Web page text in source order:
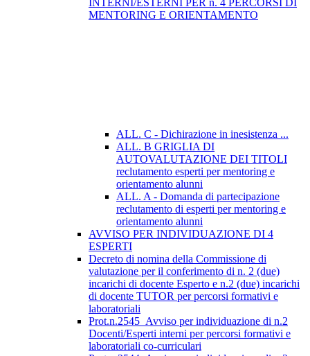
INTERNI/ESTERNI PER n. 4 PERCORSI DI
MENTORING E ORIENTAMENTO
ALL. C - Dichirazione in inesistenza ...
ALL. B GRIGLIA DI
AUTOVALUTAZIONE DEI TITOLI
reclutamento esperti per mentoring e
orientamento alunni
ALL. A - Domanda di partecipazione
reclutamento di esperti per mentoring e
orientamento alunni
AVVISO PER INDIVIDUAZIONE DI 4
ESPERTI
Decreto di nomina della Commissione di
valutazione per il conferimento di n. 2 (due)
incarichi di docente Esperto e n.2 (due) incarichi
di docente TUTOR per percorsi formativi e
laboratoriali
Prot.n.2545_Avviso per individuazione di n.2
Docenti/Esperti interni per percorsi formativi e
laboratoriali co-curriculari